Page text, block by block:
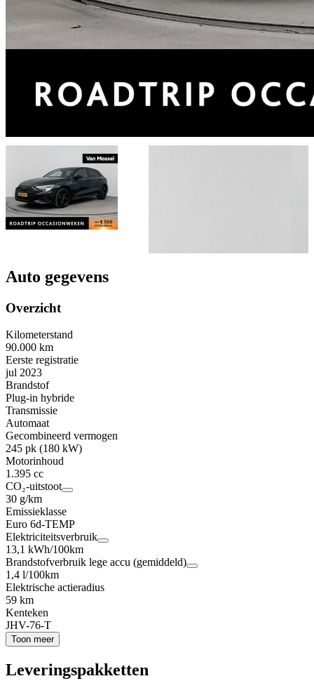
Auto gegevens
Overzicht
Kilometerstand
90.000 km
Eerste registratie
jul 2023
Brandstof
Plug-in hybride
Transmissie
Automaat
Gecombineerd vermogen
245 pk (180 kW)
Motorinhoud
1.395 cc
CO₂-uitstoot
30 g/km
Emissieklasse
Euro 6d-TEMP
Elektriciteitsverbruik
13,1 kWh/100km
Brandstofverbruik lege accu (gemiddeld)
1,4 l/100km
Elektrische actieradius
59 km
Kenteken
JHV-76-T
Toon meer
Leveringspakketten